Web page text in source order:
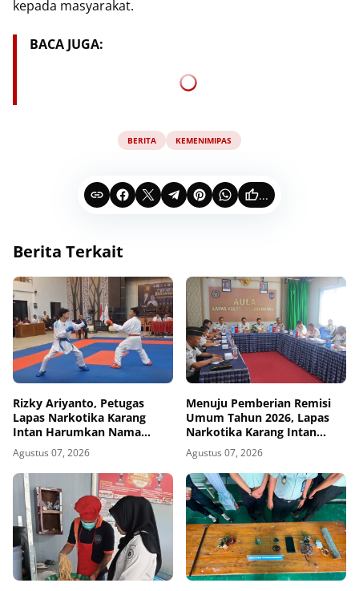
kepada masyarakat.
BACA JUGA:
BERITA KEMENIMIPAS
...
Berita Terkait
Rizky Ariyanto, Petugas
Lapas Narkotika Karang
Intan Harumkan Nama
Institusi di Kejurda Karate
Agustus 07, 2026
Menuju Pemberian Remisi
Umum Tahun 2026, Lapas
Narkotika Karang Intan
Matangkan Koordinasi
Agustus 07, 2026